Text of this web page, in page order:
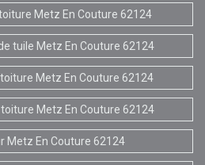
Metz En Couture 62124
tuile Metz En Couture 62124
Metz En Couture 62124
Metz En Couture 62124
Metz En Couture 62124